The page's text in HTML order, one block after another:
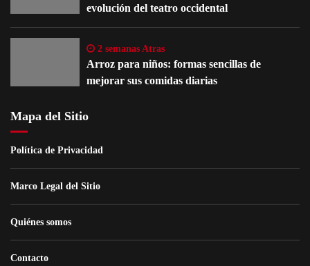
evolución del teatro occidental
2 semanas Atras
Arroz para niños: formas sencillas de
mejorar sus comidas diarias
Mapa del Sitio
Política de Privacidad
Marco Legal del Sitio
Quiénes somos
Contacto